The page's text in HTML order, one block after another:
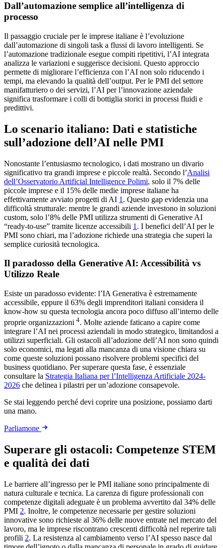
Dall’automazione semplice all’intelligenza di
processo
Il passaggio cruciale per le imprese italiane è l’evoluzione
dall’automazione di singoli task a flussi di lavoro intelligenti. Se
l’automazione tradizionale esegue compiti ripetitivi, l’AI integrata
analizza le variazioni e suggerisce decisioni. Questo approccio
permette di migliorare l’efficienza con l’AI non solo riducendo i
tempi, ma elevando la qualità dell’output. Per le PMI del settore
manifatturiero o dei servizi, l’AI per l’innovazione aziendale
significa trasformare i colli di bottiglia storici in processi fluidi e
predittivi.
Lo scenario italiano: Dati e statistiche
sull’adozione dell’AI nelle PMI
Nonostante l’entusiasmo tecnologico, i dati mostrano un divario
significativo tra grandi imprese e piccole realtà. Secondo l’Analisi
dell’Osservatorio Artificial Intelligence Polimi, solo il 7% delle
piccole imprese e il 15% delle medie imprese italiane ha
effettivamente avviato progetti di AI 1 . Questo gap evidenzia una
difficoltà strutturale: mentre le grandi aziende investono in soluzioni
custom, solo l’8% delle PMI utilizza strumenti di Generative AI
“ready-to-use” tramite licenze accessibili 1 . I benefici dell’AI per le
PMI sono chiari, ma l’adozione richiede una strategia che superi la
semplice curiosità tecnologica.
Il paradosso della Generative AI: Accessibilità vs
Utilizzo Reale
Esiste un paradosso evidente: l’IA Generativa è estremamente
accessibile, eppure il 63% degli imprenditori italiani considera il
know-how su questa tecnologia ancora poco diffuso all’interno delle
proprie organizzazioni 4. Molte aziende faticano a capire come
integrare l’AI nei processi aziendali in modo strategico, limitandosi a
utilizzi superficiali. Gli ostacoli all’adozione dell’AI non sono quindi
solo economici, ma legati alla mancanza di una visione chiara su
come queste soluzioni possano risolvere problemi specifici del
business quotidiano. Per superare questa fase, è essenziale
consultare la Strategia Italiana per l’Intelligenza Artificiale 2024-
2026 che delinea i pilastri per un’adozione consapevole.
Se stai leggendo perché devi coprire una posizione, possiamo darti
una mano.
Parliamone
Superare gli ostacoli: Competenze STEM
e qualità dei dati
Le barriere all’ingresso per le PMI italiane sono principalmente di
natura culturale e tecnica. La carenza di figure professionali con
competenze digitali adeguate è un problema avvertito dal 34% delle
PMI 2. Inoltre, le competenze necessarie per gestire soluzioni
innovative sono richieste al 36% delle nuove entrate nel mercato del
lavoro, ma le imprese riscontrano crescenti difficoltà nel reperire tali
profili 2. La resistenza al cambiamento verso l’AI spesso nasce dal